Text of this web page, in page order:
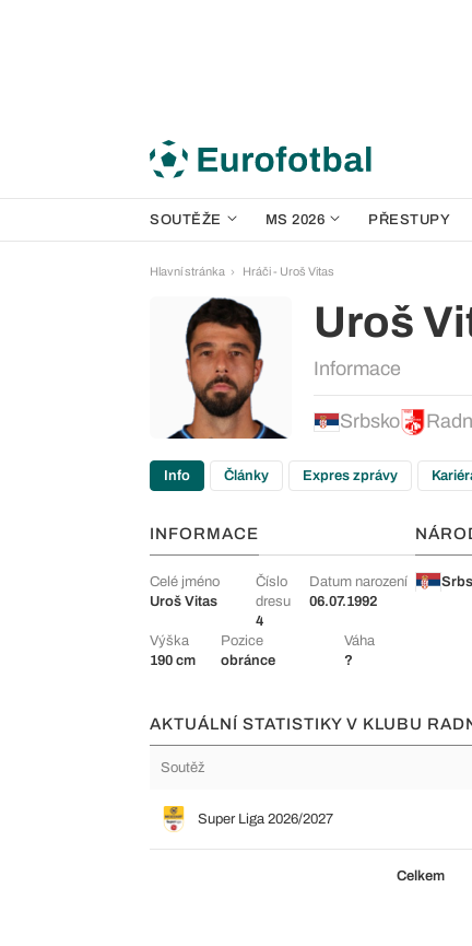
SOUTĚŽE MS 2026 PŘESTUPY
Hlavní stránka Hráči - Uroš Vitas
Uroš
Informace
Srbsko
Info Články Expres zprávy
INFORMACE
Celé jméno
Uroš Vitas
Číslo
dresu
4
Datum narození
06.07.1992
Výška
190 cm
Pozice
obránce
Váha
?
AKTUÁLNÍ STATISTIKY V KLUBU
Soutěž
Super Liga 2026/2027
Celkem